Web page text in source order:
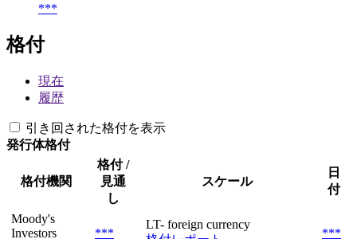
***
格付
現在
履歴
引き回された格付を表示
発行体格付
格付機関
格付 /
見通
し
スケール
日
付
Moody's
Investors
***
LT- foreign currency
***